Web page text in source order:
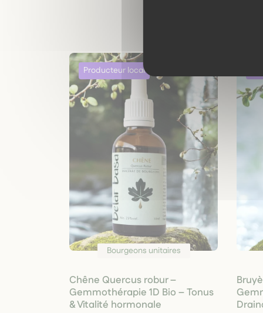
Bourgeons unitaires
Chêne Quercus robur –
Gemmothérapie 1D Bio – Tonus
& Vitalité hormonale